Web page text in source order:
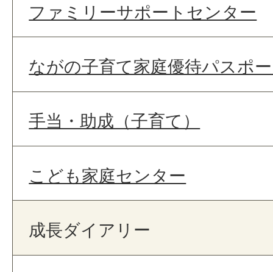
ファミリーサポートセンター
ながの子育て家庭優待パスポ
手当・助成（子育て）
こども家庭センター
成長ダイアリー